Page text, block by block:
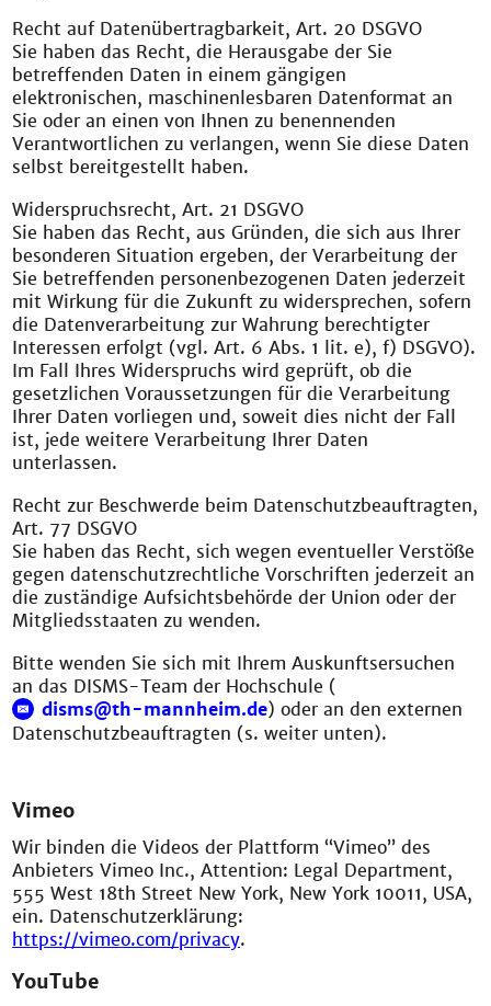
Recht auf Datenübertragbarkeit, Art. 20 DSGVO
Sie haben das Recht, die Herausgabe der Sie
betreffenden Daten in einem gängigen
elektronischen, maschinenlesbaren Datenformat an
Sie oder an einen von Ihnen zu benennenden
Verantwortlichen zu verlangen, wenn Sie diese Daten
selbst bereitgestellt haben.
Widerspruchsrecht, Art. 21 DSGVO
Sie haben das Recht, aus Gründen, die sich aus Ihrer
besonderen Situation ergeben, der Verarbeitung der
Sie betreffenden personenbezogenen Daten jederzeit
mit Wirkung für die Zukunft zu widersprechen, sofern
die Datenverarbeitung zur Wahrung berechtigter
Interessen erfolgt (vgl. Art. 6 Abs. 1 lit. e), f) DSGVO).
Im Fall Ihres Widerspruchs wird geprüft, ob die
gesetzlichen Voraussetzungen für die Verarbeitung
Ihrer Daten vorliegen und, soweit dies nicht der Fall
ist, jede weitere Verarbeitung Ihrer Daten
unterlassen.
Recht zur Beschwerde beim Datenschutzbeauftragten,
Art. 77 DSGVO
Sie haben das Recht, sich wegen eventueller Verstöße
gegen datenschutzrechtliche Vorschriften jederzeit an
die zuständige Aufsichtsbehörde der Union oder der
Mitgliedsstaaten zu wenden.
Bitte wenden Sie sich mit Ihrem Auskunftsersuchen
an das DISMS-Team der Hochschule (
disms@th-mannheim.de) oder an den externen
Datenschutzbeauftragten (s. weiter unten).
Vimeo
Wir binden die Videos der Plattform “Vimeo” des
Anbieters Vimeo Inc., Attention: Legal Department,
555 West 18th Street New York, New York 10011, USA,
ein. Datenschutzerklärung:
https://vimeo.com/privacy.
YouTube